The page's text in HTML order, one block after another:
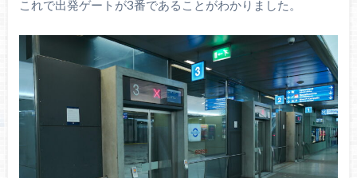
これで出発ゲートが3番であることがわかりました。